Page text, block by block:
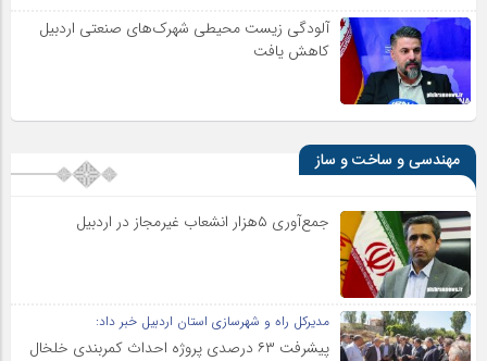
آلودگی زیست محیطی شهرک‌های صنعتی اردبیل
کاهش یافت
مهندسی و ساخت و ساز
جمع‌آوری ۵هزار انشعاب غیرمجاز در اردبیل
مدیرکل راه و شهرسازی استان اردبیل خبر داد:
پیشرفت ۶۳ درصدی پروژه احداث کمربندی خلخال